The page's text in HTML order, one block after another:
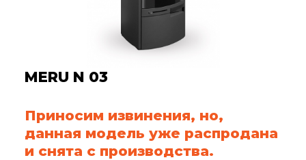
MERU N 03
Приносим извинения, но,
данная модель уже распродана
и снята с производства.